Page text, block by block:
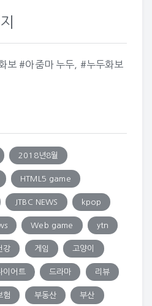
보 #아줌마 누두, #누두화보
2018년8월
HTML5 game
JTBC NEWS kpop
Web game ytn
강 게임 고양이
이어트 드라마 리뷰
험 부동산 부산